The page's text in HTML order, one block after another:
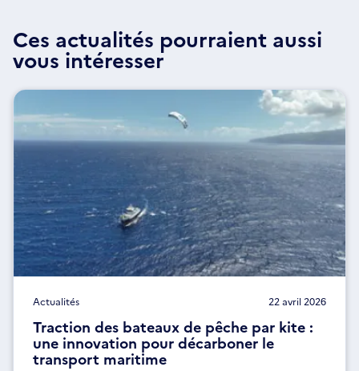
Ces actualités pourraient aussi
vous intéresser
Actualités 22 avril 2026
Traction des bateaux de pêche par kite :
une innovation pour décarboner le
transport maritime